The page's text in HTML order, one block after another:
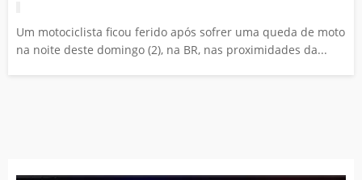
Um motociclista ficou ferido após sofrer uma queda de moto
na noite deste domingo (2), na BR, nas proximidades da...